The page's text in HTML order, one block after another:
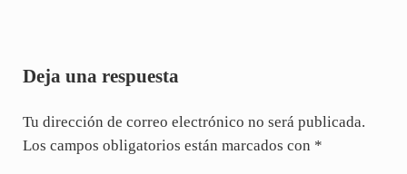
Deja una respuesta
Tu dirección de correo electrónico no será publicada.
Los campos obligatorios están marcados con *